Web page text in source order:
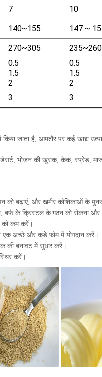
7 10
140~155 147 ~
270~305 235~260
0.5 0.5
1.5 1.5
2 2
3 3
किया जाता है, आमतौर पर कई खाद्य
भोजन की खुराक, केक, स्प्रेड,
को बढ़ाएं, और खमीर कोशिकाओं के
बर्फ के क्रिस्टल के गठन को रोकना
को कम करें।
एक अच्छे और कड़े फोम में योगदान करें।
की बनावट में सुधार करें।
करें।